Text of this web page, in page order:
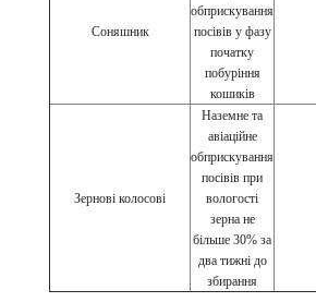
Соняшник
обприскування
посівів у фазу
початку
побуріння
кошиків
Зернові колосові
Наземне та
авіаційне
обприскування
посівів при
вологості
зерна не
більше 30% за
два тижні до
збирання